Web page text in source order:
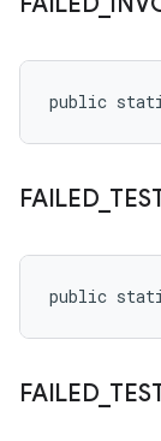
public
FAILED_
public
FAILED_